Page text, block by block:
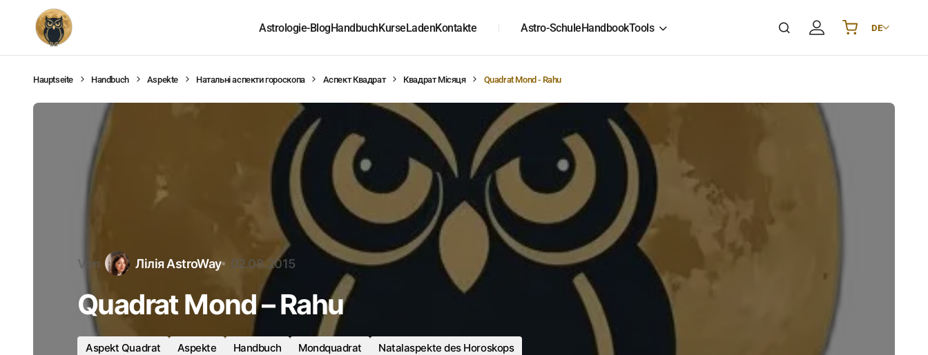
Astrologie-BlogHandbuchKurseLadenKontakte Astro-SchuleHandbookTools DE
UA Українська
Hauptseite Handbuch Aspekte Натальні аспекти гороскопа Аспект Квадрат Квадрат Місяця Quadrat Mond - Rahu
Von Лілія AstroWay 02.08.2015
Quadrat Mond – Rahu
Aspekt Quadrat Aspekte Handbuch Mondquadrat Natalaspekte des Horoskops